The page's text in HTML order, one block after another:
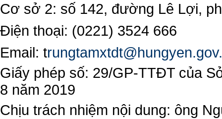
Cơ sở 2: số 142, đường Lê Lợi,
Điện thoại: (0221) 3524 666
Email: t
Giấy phép số: 29/GP-TTĐT của
8 năm 2019
Chịu trách nhiệm nội dung: ông